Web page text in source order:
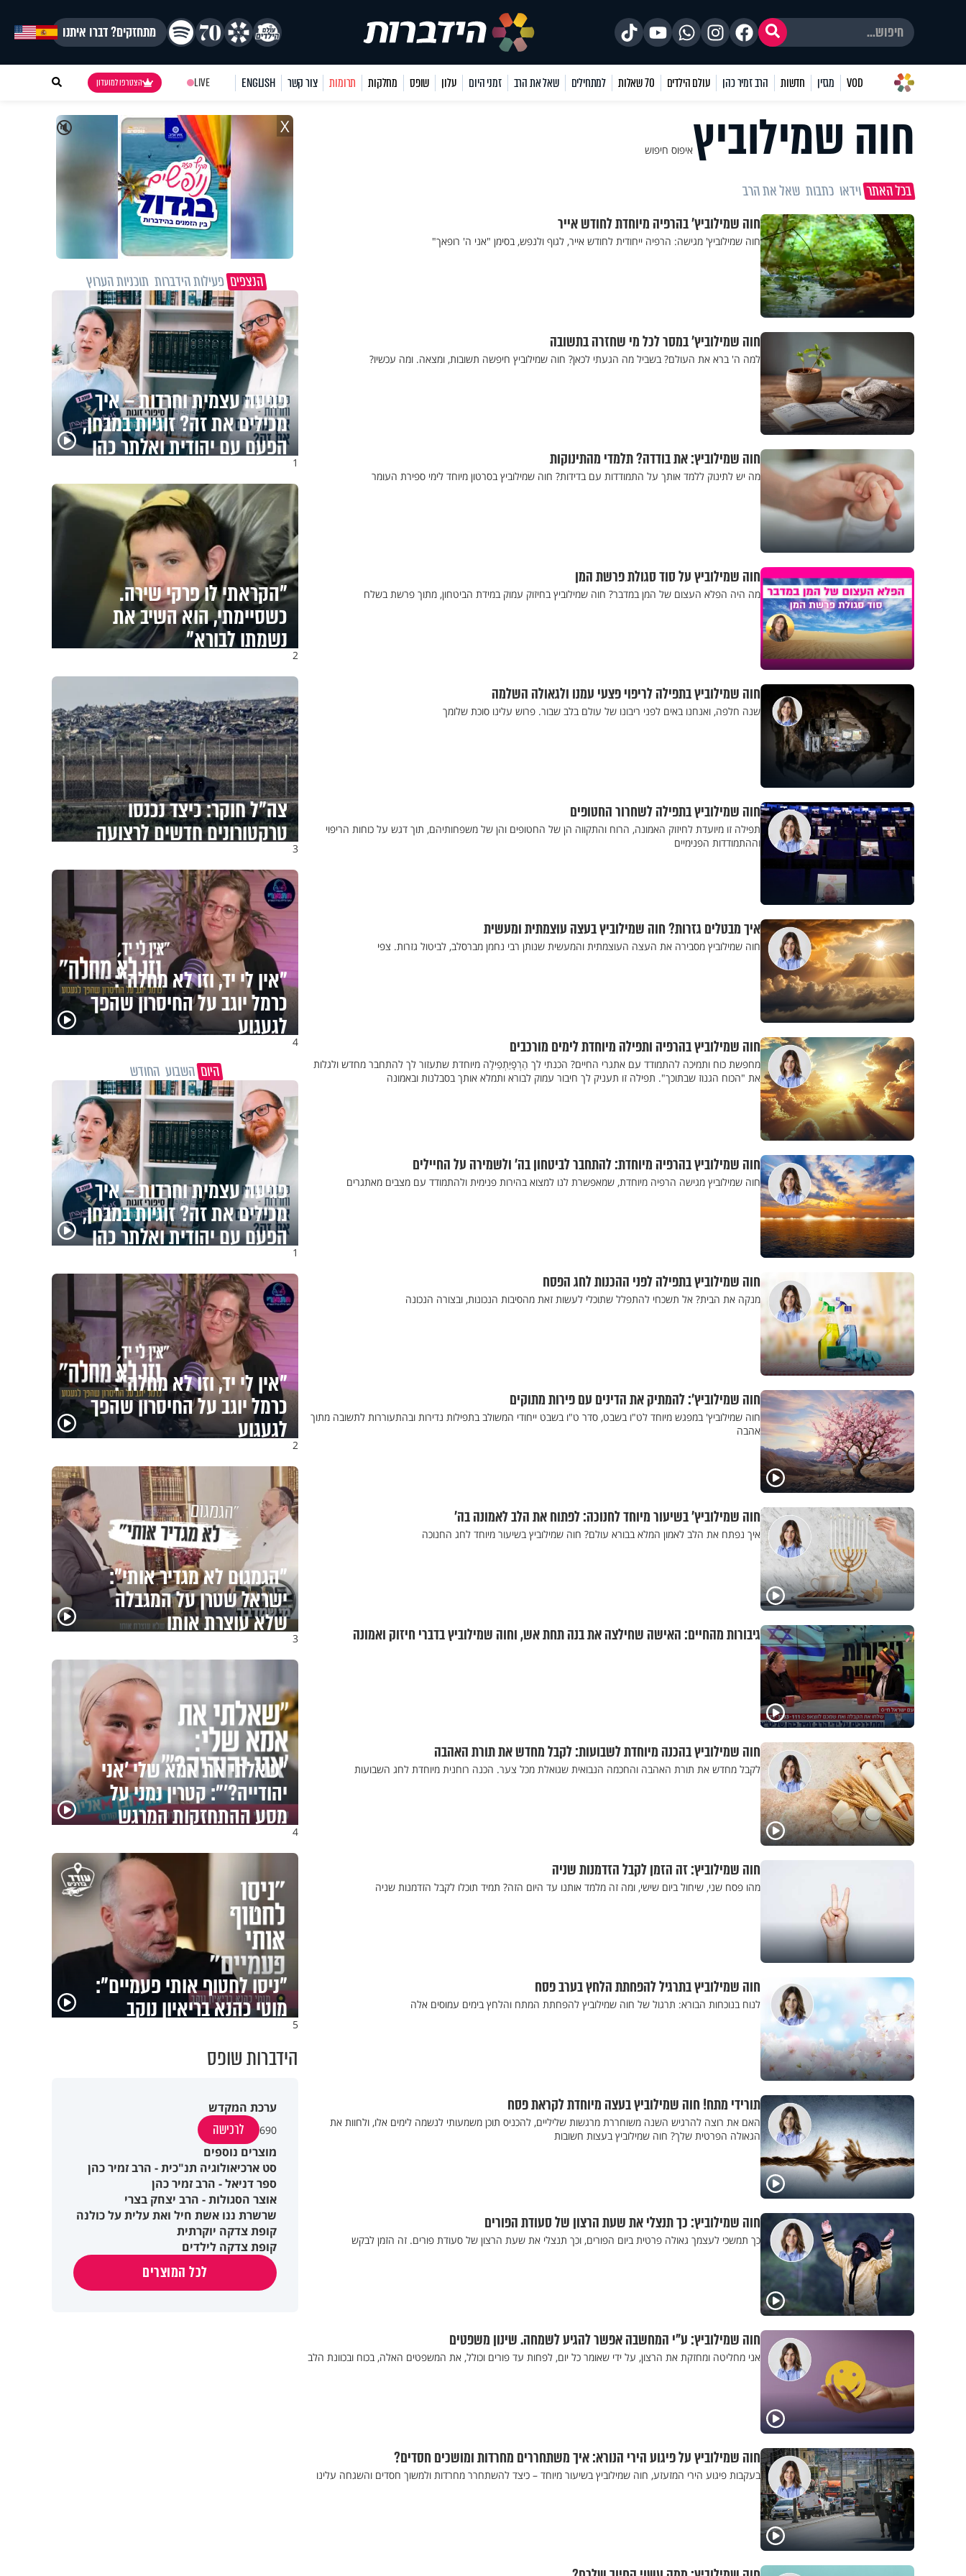
מתחזקים? דברו איתנו
VOD מגזין חדשות הרב זמיר כהן עולם הילדים 70 שאלות למתחילים שאל את הרב זמני היום עלון שופס מחלקות תרומות צור קשר ENGLISH
LIVE הצטרפו למועדון
חוה שמילוביץאיפוס חיפוש
בכל האתר וידאו כתבות שאל את הרב
חוה שמילוביץ' בהרפיה מיוחדת לחודש אייר
חוה שמילוביץ' מגישה: הרפיה ייחודית לחודש אייר, לגוף ולנפש, בסימן "אני ה' רופאך"
חוה שמילוביץ' במסר לכל מי שחזרה בתשובה
למה ה' ברא את העולם? בשביל מה הגעתי לכאן? חוה שמילוביץ חיפשה תשובות, ומצאה. ומה עכשיו?
חוה שמילוביץ: את בודדה? תלמדי מהתינוקות
מה יש לתינוק ללמד אותך על התמודדות עם בדידות? חוה שמילוביץ בסרטון מיוחד לימי ספירת העומר
חוה שמילוביץ על סוד סגולת פרשת המן
מה היה הפלא העצום של המן במדבר? חוה שמילוביץ בחיזוק עמוק במידת הביטחון, מתוך פרשת בשלח
חוה שמילוביץ בתפילה לריפוי פצעי עמנו ולגאולה השלמה
שנה חלפה, ואנחנו באים לפני ריבונו של עולם בלב שבור. פרוש עלינו סוכת שלומך
חוה שמילוביץ בתפילה לשחרור החטופים
תפילה זו מיועדת לחיזוק האמונה, הרוח והתקווה הן של החטופים והן של משפחותיהם, תוך דגש על כוחות הריפוי
וההתמודדות הפנימיים
איך מבטלים גזרות? חוה שמילוביץ בעצה עוצמתית ומעשית
חוה שמילוביץ מסבירה את העצה העוצמתית והמעשית שנותן רבי נחמן מברסלב, לביטול גזרות. צפי
חוה שמילוביץ בהרפיה ותפילה מיוחדת לימים מורכבים
מחפשת כוח ותמיכה להתמודד עם אתגרי החיים? הכנתי לך הַרְפָיַתְפִילָה מיוחדת שתעזור לך להתחבר מחדש ולגלות
את "הכוח הגנוז שבתוכך". תפילה זו תעניק לך חיבור עמוק לבורא ותמלא אותך בסבלנות ובאמונה
חוה שמילוביץ בהרפיה מיוחדת: להתחבר לביטחון בה' ולשמירה על החיילים
חוה שמילוביץ מגישה הרפיה מיוחדת, שמאפשרת לנו למצוא בהירות פנימית ולהתמודד עם מצבים מאתגרים
חוה שמילוביץ בתפילה לפני ההכנות לחג הפסח
מנקה את הבית? אל תשכחי להתפלל שתוכלי לעשות זאת מהסיבות הנכונות, ובצורה הנכונה
חוה שמילוביץ': להמתיק את הדינים עם פירות מתוקים
חוה שמילוביץ' במפגש מיוחד לט"ו בשבט, סדר ט"ו בשבט ייחודי המשולב בתפילות נדירות ובהתעוררות לתשובה מתוך
אהבה
חוה שמילוביץ' בשיעור מיוחד לחנוכה: לפתוח את הלב לאמונה בה'
איך נפתח את הלב לאמון המלא בבורא עולם? חוה שמילוביץ בשיעור מיוחד לחג החנוכה
גיבורות מהחיים: האישה שחילצה את בנה תחת אש, וחוה שמילוביץ בדברי חיזוק ואמונה
חוה שמילוביץ בהכנה מיוחדת לשבועות: לקבל מחדש את תורת האהבה
לקבל מחדש את תורת האהבה והחכמה הנבואית שגואלת מכל צער. הכנה רוחנית מיוחדת לחג השבועות
חוה שמילוביץ: זה הזמן לקבל הזדמנות שניה
מהו פסח שני, שיחול ביום שישי, ומה זה מלמד אותנו עד היום הזה? תמיד תוכלו לקבל הזדמנות שניה
חוה שמילוביץ בתרגיל להפחתת הלחץ בערב פסח
לנוח בנוכחות הבורא: תרגול של חוה שמילוביץ להפחתת המתח והלחץ בימים עמוסים אלה
תורידי מתח! חוה שמילוביץ בעצה מיוחדת לקראת פסח
האם את רוצה להרגיש השנה משוחררת מרגשות שליליים, להכניס תוכן משמעותי לנשמה לימים אלו, ולחוות את
הגאולה הפרטית שלך? חוה שמילוביץ בעצות חשובות
חוה שמילוביץ: כך תנצלי את שעת הרצון של סעודת הפורים
כך תמשכי לעצמך גאולה פרטית ביום הפורים, וכך תנצלי את שעת הרצון של סעודת פורים. זה הזמן לבקש
חוה שמילוביץ: ע"י המחשבה אפשר להגיע לשמחה. שינון משפטים
אני מחליטה ומחזקת את הרצון, על ידי שאומר כל יום, לפחות עד פורים וכולל, את המשפטים האלה, בכוח ובכוונת הלב
חוה שמילוביץ על פיגוע הירי הנורא: איך משתחררים מחרדות ומושכים חסדים?
בעקבות פיגוע הירי המזעזע, חוה שמילוביץ בשיעור מיוחד – כיצד להשתחרר מחרדות ולמשוך חסדים והשגחה עלינו
🔇 X
הנצפיםפעילות הידברות תוכניות הערוץ
1
מזוזות, ציציות וספרים
מחזקים: המיזם שיביא
שמירה רוחנית לאלפי חיילי
צה"ל
2
לזיווגים, שלום בית וישועות:
המשדר העולמי של ט"ו באב
3
אחי, מחכים רק לך: יום
התפילין העולמי מגיע לתל
אביב
4
מה הסיכוי להתחתן בגיל 37?
הפעולה שסיימה עשור של
אכזבות והובילה לחופה
היוםהשבוע החודש
1
"שאלתי את אמא שלי 'אני
יהודייה?'": קטרין נמני על
מסע ההתחזקות המרגש
2
ערוץ הידברות לצפייה ישירה
- שידור חי
3
"ניסו לחטוף אותי פעמיים":
מוטי כהנא בריאיון נוקב
4
פגיעה עצמית וחרדות – איך
מכילים את זה? זוגיות במבחן,
הפעם עם יהודית ואלתר כהן
5
באוקטובר גרם לי לחפש
תשובות"
הידברות שופס
ערכת המקדש
690 לרכישה
מוצרים נוספים
סט ארכיאולוגיה תנ"כית - הרב זמיר כהן
ספר דניאל - הרב זמיר כהן
אוצר הסגולות - הרב יצחק בצרי
שרשרת ננו אשת חיל ואת עלית על כולנה
קופת צדקה יוקרתית
קופת צדקה לילדים
לכל המוצרים